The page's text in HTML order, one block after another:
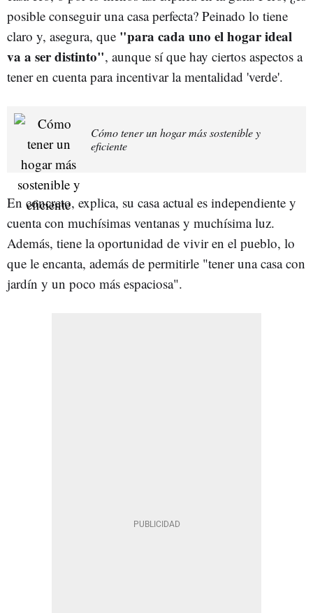
posible conseguir una casa perfecta? Peinado lo tiene
claro y, asegura, que "para cada uno el hogar ideal
va a ser distinto", aunque sí que hay ciertos aspectos a
tener en cuenta para incentivar la mentalidad 'verde'.
Cómo tener un hogar más sostenible y
eficiente
En concreto, explica, su casa actual es independiente y
cuenta con muchísimas ventanas y muchísima luz.
Además, tiene la oportunidad de vivir en el pueblo, lo
que le encanta, además de permitirle "tener una casa con
jardín y un poco más espaciosa".